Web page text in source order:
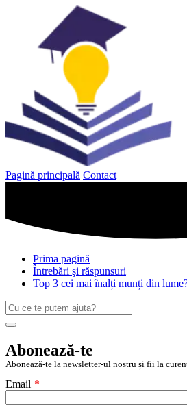
Pagină principală Contact
Prima pagină
Întrebări şi răspunsuri
Top 3 cei mai înalți munți din
Caută
după:
Search
Abonează-te
Abonează-te la newsletter-ul nostru și fii la
Email *